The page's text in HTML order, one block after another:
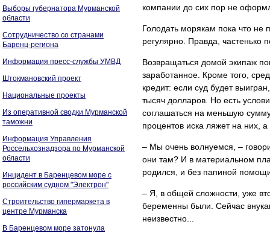
Выборы губернатора Мурманской
области
Сотрудничество со странами
Баренц-региона
Информация пресс-службы УМВД
Штокмановский проект
Национальные проекты
Из оперативной сводки Мурманской
таможни
Информация Управления
Россельхознадзора по Мурманской
области
Инцидент в Баренцевом море с
российским судном "Электрон"
Строительство гипермаркета в
центре Мурманска
В Баренцевом море затонула
компании до сих пор не
Голодать морякам пока что не
регулярно. Правда,
Возвращаться домой экипаж
заработанное. Кроме того,
кредит: если суд будет
тысяч долларов. Но есть
соглашаться на меньшую
процентов иска ляжет на них,
– Мы очень волнуемся, –
они там? И в материальном
родился, и без папиной
– Я, в общей сложности, уже
беременны были. Сейчас
неизвестно...